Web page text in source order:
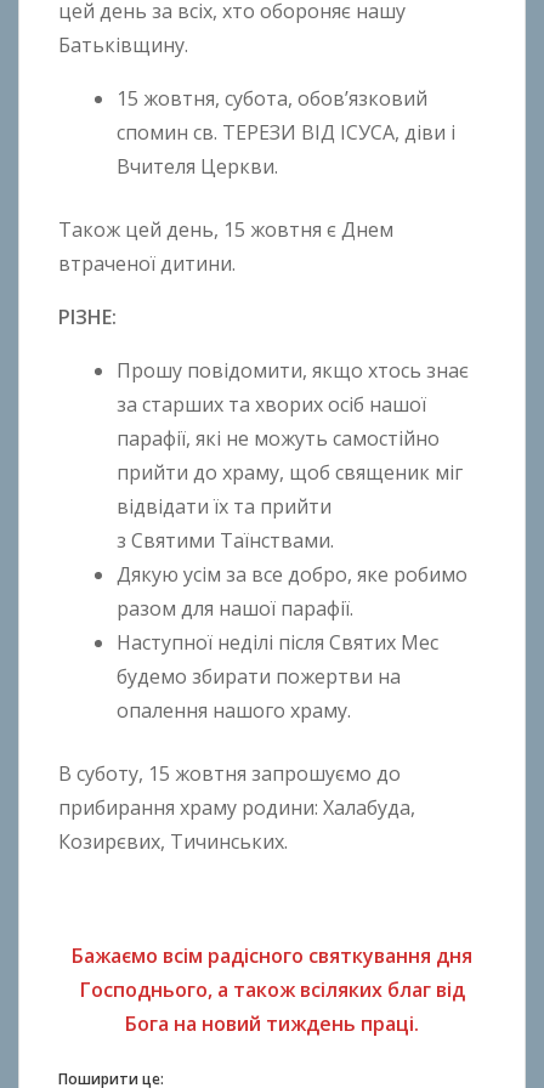
цей день за всіх, хто обороняє нашу
Батьківщину.
15 жовтня, субота, обов’язковий
спомин св. ТЕРЕЗИ ВІД ІСУСА, діви і
Вчителя Церкви.
Також цей день, 15 жовтня є Днем
втраченої дитини.
РІЗНЕ:
Прошу повідомити, якщо хтось знає
за старших та хворих осіб нашої
парафії, які не можуть самостійно
прийти до храму, щоб священик міг
відвідати їх та прийти
з Святими Таїнствами.
Дякую усім за все добро, яке робимо
разом для нашої парафії.
Наступної неділі після Святих Мес
будемо збирати пожертви на
опалення нашого храму.
В суботу, 15 жовтня запрошуємо до
прибирання храму родини: Халабуда,
Козирєвих, Тичинських.
Бажаємо всім радісного святкування дня
Господнього, а також всіляких благ від
Бога на новий тиждень праці.
Поширити це: